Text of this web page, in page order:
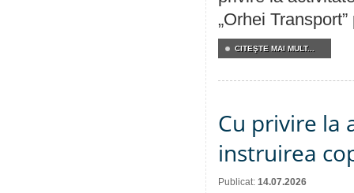
„Orhei
CITEŞTE MAI MULT...
Cu privire la
instruirea
Publicat: 14.07.2026